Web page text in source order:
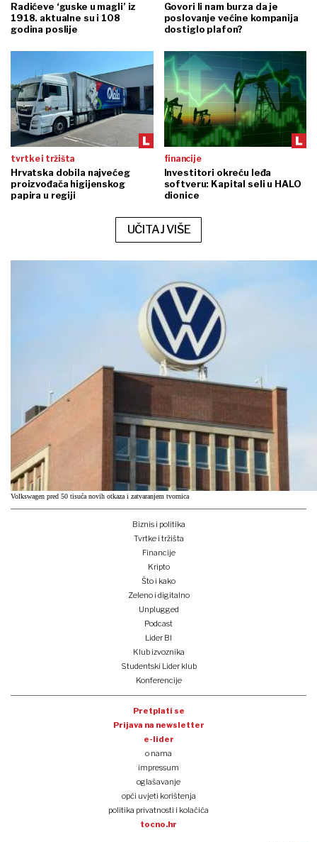
Radićeve ‘guske u magli’ iz
1918. aktualne su i 108
godina poslije
Govori li nam burza da je
poslovanje većine kompanija
dostiglo plafon?
tvrtke i tržišta
Hrvatska dobila najvećeg
proizvođača higijenskog
papira u regiji
financije
Investitori okreću leđa
softveru: Kapital seli u HALO
dionice
UČITAJ VIŠE
Volkswagen pred 50 tisuća novih otkaza i zatvaranjem tvornica
Biznis i politika
Tvrtke i tržišta
Financije
Kripto
Što i kako
Zeleno i digitalno
Unplugged
Podcast
Lider BI
Klub izvoznika
Studentski Lider klub
Konferencije
Pretplati se
Prijava na newsletter
e-lider
o nama
impressum
oglašavanje
opći uvjeti korištenja
politika privatnosti i kolačića
tocno.hr